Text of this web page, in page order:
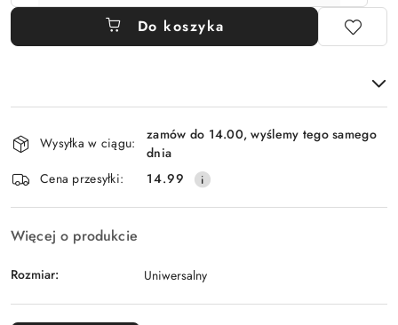
Do koszyka
Dostępność
i
dostawa
Wysyłka w ciągu:
zamów do 14.00, wyślemy tego samego
dnia
Cena przesyłki:
14.99
Więcej o produkcie
Rozmiar: Uniwersalny